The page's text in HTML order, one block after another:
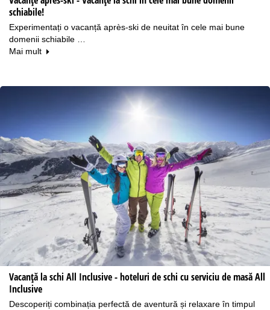
schiabile!
Experimentați o vacanță après-ski de neuitat în cele mai bune
domenii schiabile …
Mai mult
Vacanţă la schi All Inclusive - hoteluri de schi cu serviciu de masă All
Inclusive
Descoperiți combinația perfectă de aventură și relaxare în timpul